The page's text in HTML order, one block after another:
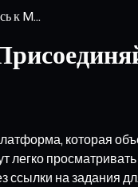
к M...
которая
легко
ссылки на задания